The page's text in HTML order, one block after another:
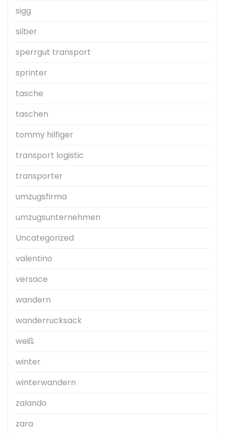
sigg
silber
sperrgut transport
sprinter
tasche
taschen
tommy hilfiger
transport logistic
transporter
umzugsfirma
umzugsunternehmen
Uncategorized
valentino
versace
wandern
wanderrucksack
weiß
winter
winterwandern
zalando
zara